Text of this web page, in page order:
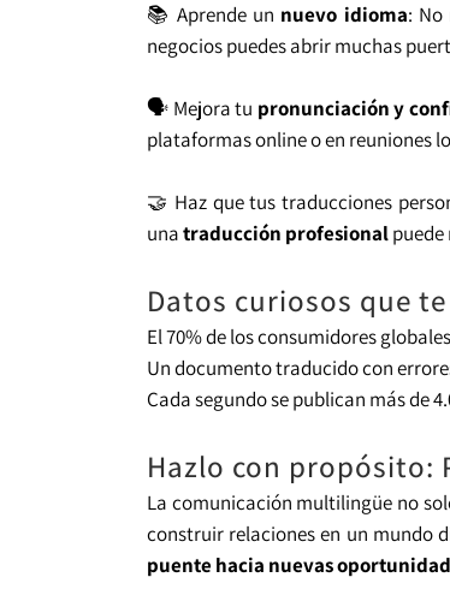
📚 Aprende un nuevo idioma: No
negocios puedes abrir muchas
🗣️ Mejora tu pronunciación y
plataformas online o en reuniones
🤝 Haz que tus traducciones
unatraducción profesional
Datos curiosos que
El 70% de los consumidores
Un documento traducido con
Cada segundo se publican más de
Hazlo con propósito:
La comunicación multilingüe no
construir relaciones en un mundo
puente hacia nuevas